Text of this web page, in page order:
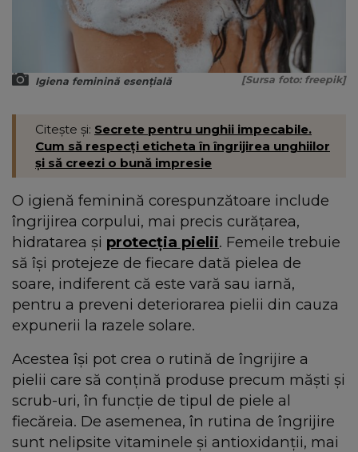
Igiena feminină esențială [Sursa foto: freepik]
Citește și: Secrete pentru unghii impecabile.
Cum să respecți eticheta în îngrijirea unghiilor
și să creezi o bună impresie
O igienă feminină corespunzătoare include
îngrijirea corpului, mai precis curățarea,
hidratarea și protecția pielii. Femeile trebuie
să își protejeze de fiecare dată pielea de
soare, indiferent că este vară sau iarnă,
pentru a preveni deteriorarea pielii din cauza
expunerii la razele solare.
Acestea își pot crea o rutină de îngrijire a
pielii care să conțină produse precum măști și
scrub-uri, în funcție de tipul de piele al
fiecăreia. De asemenea, în rutina de îngrijire
sunt nelipsite vitaminele și antioxidanții, mai